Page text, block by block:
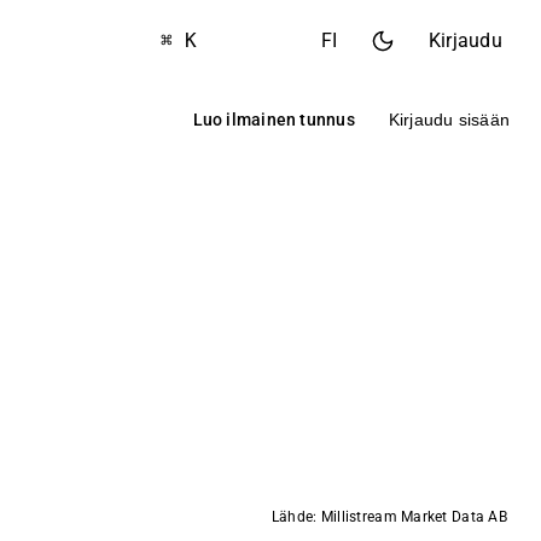
⌘ K FI Kirjaudu
Luo ilmainen tunnus Kirjaudu sisään
Lähde: Millistream Market Data AB